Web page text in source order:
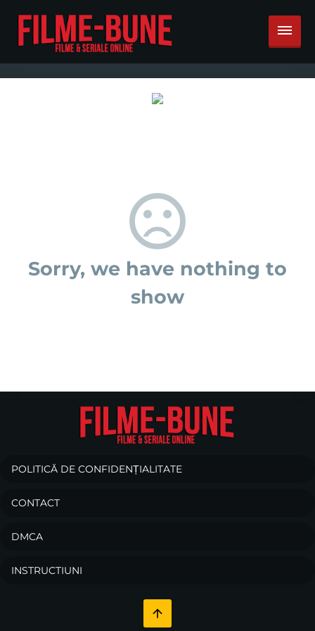
Sorry, we have nothing to
show
POLITICĂ DE CONFIDENȚIALITATE
CONTACT
DMCA
INSTRUCTIUNI